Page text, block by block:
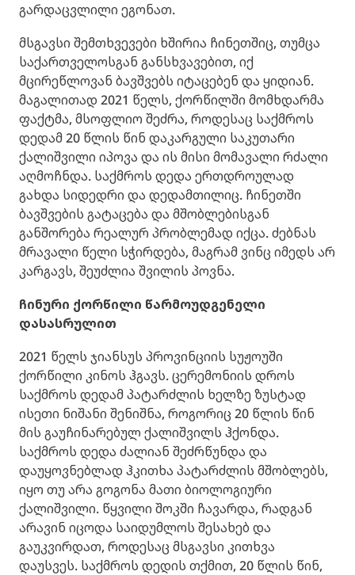
გარდაცვლილი ეგონათ.
მსგავსი შემთხვევები ხშირია ჩინეთშიც, თუმცა
საქართველოსგან განსხვავებით, იქ
მცირეწლოვან ბავშვებს იტაცებენ და ყიდიან.
მაგალითად 2021 წელს, ქორწილში მომხდარმა
ფაქტმა, მსოფლიო შეძრა, როდესაც საქმროს
დედამ 20 წლის წინ დაკარგული საკუთარი
ქალიშვილი იპოვა და ის მისი მომავალი რძალი
აღმოჩნდა. საქმროს დედა ერთდროულად
გახდა სიდედრი და დედამთილიც. ჩინეთში
ბავშვების გატაცება და მშობლებისგან
განშორება რეალურ პრობლემად იქცა. ძებნას
მრავალი წელი სჭირდება, მაგრამ ვინც იმედს არ
კარგავს, შეუძლია შვილის პოვნა.
ჩინური ქორწილი წარმოუდგენელი
დასასრულით
2021 წელს ჯიანსუს პროვინციის სუჟოუში
ქორწილი კინოს ჰგავს. ცერემონიის დროს
საქმროს დედამ პატარძლის ხელზე ზუსტად
ისეთი ნიშანი შენიშნა, როგორიც 20 წლის წინ
მის გაუჩინარებულ ქალიშვილს ჰქონდა.
საქმროს დედა ძალიან შეძრწუნდა და
დაუყოვნებლად ჰკითხა პატარძლის მშობლებს,
იყო თუ არა გოგონა მათი ბიოლოგიური
ქალიშვილი. წყვილი შოკში ჩავარდა, რადგან
არავინ იცოდა საიდუმლოს შესახებ და
გაუკვირდათ, როდესაც მსგავსი კითხვა
დაუსვეს. საქმროს დედის თქმით, 20 წლის წინ,